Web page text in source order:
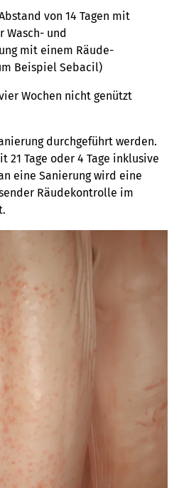
von 14 Tagen mit
Wasch- und
mit einem Räude-
Beispiel Sebacil)
Wochen nicht genützt
durchgeführt werden.
21 Tage oder 4 Tage inklusive
eine Sanierung wird eine
Räudekontrolle im